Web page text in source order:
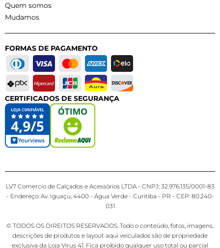
Quem somos
Mudamos
FORMAS DE PAGAMENTO
CERTIFICADOS DE SEGURANÇA
LV7 Comercio de Calçados e Acessórios LTDA - CNPJ: 32.976.135/0001-83
- Endereço: Av. Iguaçu, 4400 - Água Verde - Curitiba - PR - CEP: 80.240-
031
© TODOS OS DIREITOS RESERVADOS. Todo o conteúdo, fotos, imagens,
descrições de produtos e layout aqui veiculados são de propriedade
exclusiva da Loja Virus 41. Fica proibido qualquer uso total ou parcial